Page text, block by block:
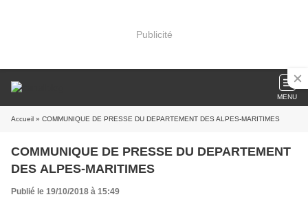
Publicité
MENU
Accueil » COMMUNIQUE DE PRESSE DU DEPARTEMENT DES ALPES-MARITIMES
COMMUNIQUE DE PRESSE DU DEPARTEMENT
DES ALPES-MARITIMES
Publié le 19/10/2018 à 15:49